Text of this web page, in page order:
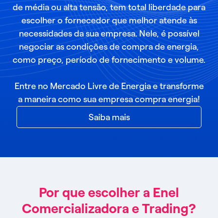
de média ou alta tensão, tem total liberdade para
escolher o fornecedor que melhor atende às
necessidades da sua empresa. Nele, é possível
negociar as condições de compra de energia,
como preço, período de fornecimento e volume.
Entre no Mercado Livre de Energia e transforme
a maneira como sua empresa compra energia!
Saiba mais
Por que escolher a Enel
Comercializadora e Trading?